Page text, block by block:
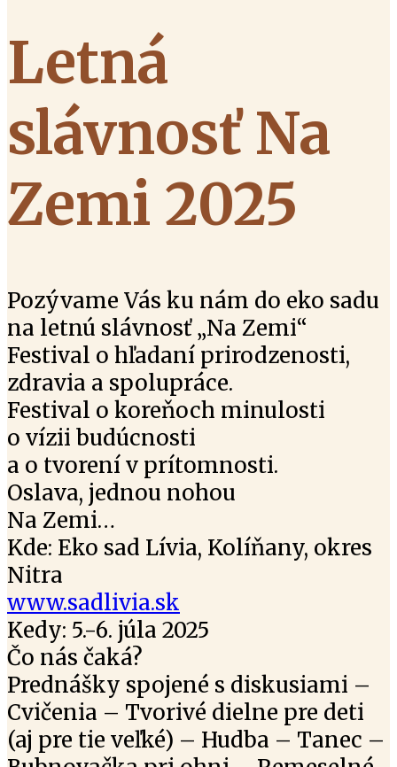
Letná
slávnosť Na
Zemi 2025
Pozývame Vás ku nám do eko sadu
na letnú slávnosť „Na Zemi“
Festival o hľadaní prirodzenosti,
zdravia a spolupráce.
Festival o koreňoch minulosti
o vízii budúcnosti
a o tvorení v prítomnosti.
Oslava, jednou nohou
Na Zemi…
Kde: Eko sad Lívia, Kolíňany, okres
Nitra
www.sadlivia.sk
Kedy: 5.-6. júla 2025
Čo nás čaká?
Prednášky spojené s diskusiami –
Cvičenia – Tvorivé dielne pre deti
(aj pre tie veľké) – Hudba – Tanec –